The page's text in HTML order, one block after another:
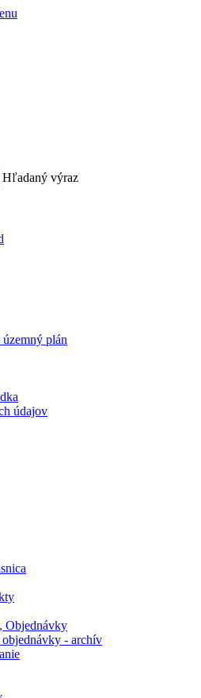
Hľadaný výraz
plán
údajov
Objednávky
- archív